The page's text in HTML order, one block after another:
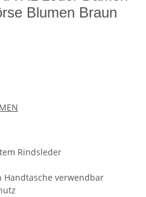
Blumen Braun
Rindsleder
Handtasche verwendbar